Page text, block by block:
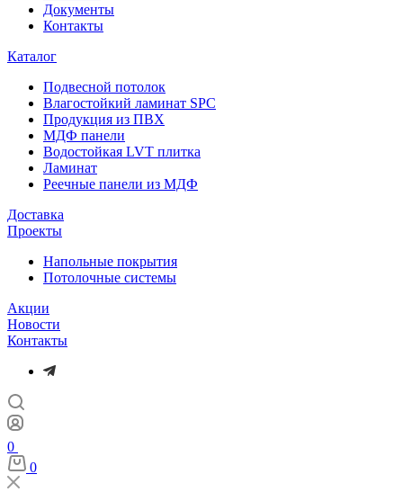
Документы
Контакты
Каталог
Подвесной потолок
Влагостойкий ламинат SPC
Продукция из ПВХ
МДФ панели
Водостойкая LVT плитка
Ламинат
Реечные панели из МДФ
Доставка
Проекты
Напольные покрытия
Потолочные системы
Акции
Новости
Контакты
0
0